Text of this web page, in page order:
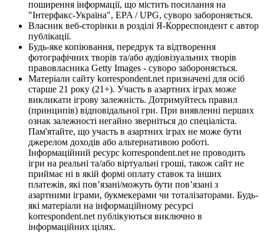
поширення інформації, що містить посилання на
"Інтерфакс-Україна", EPA / UPG, суворо забороняється.
Власник веб-сторінки в розділі Я-Корреспондент є автор
публікації.
Будь-яке копіювання, передрук та відтворення
фотографічних творів та/або аудіовізуальних творів
правовласника Getty Images - суворо забороняється.
Матеріали сайту korrespondent.net призначені для осіб
старше 21 року (21+). Участь в азартних іграх може
викликати ігрову залежність. Дотримуйтесь правил
(принципів) відповідальної гри. При виявленні перших
ознак залежності негайно зверніться до спеціаліста.
Пам'ятайте, що участь в азартних іграх не може бути
джерелом доходів або альтернативою роботі.
Інформаційний ресурс korrespondent.net не проводить
ігри на реальні та/або віртуальні гроші, також сайт не
приймає ні в якій формі оплату ставок та інших
платежів, які пов’язані/можуть бути пов’язані з
азартними іграми, букмекерами чи тоталізаторами. Будь-
які матеріали на інформаційному ресурсі
korrespondent.net публікуються виключно в
інформаційних цілях.